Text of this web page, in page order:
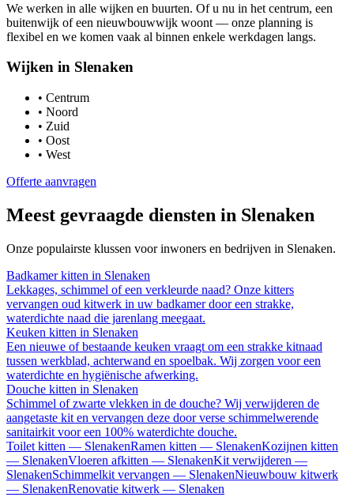
We werken in alle wijken en buurten. Of u nu in het centrum, een
buitenwijk of een nieuwbouwwijk woont — onze planning is
flexibel en we komen vaak al binnen enkele werkdagen langs.
Wijken in Slenaken
• Centrum
• Noord
• Zuid
• Oost
• West
Offerte aanvragen
Meest gevraagde diensten in Slenaken
Onze populairste klussen voor inwoners en bedrijven in Slenaken.
Badkamer kitten in Slenaken
Lekkages, schimmel of een verkleurde naad? Onze kitters
vervangen oud kitwerk in uw badkamer door een strakke,
waterdichte naad die jarenlang meegaat.
Keuken kitten in Slenaken
Een nieuwe of bestaande keuken vraagt om een strakke kitnaad
tussen werkblad, achterwand en spoelbak. Wij zorgen voor een
waterdichte en hygiënische afwerking.
Douche kitten in Slenaken
Schimmel of zwarte vlekken in de douche? Wij verwijderen de
aangetaste kit en vervangen deze door verse schimmelwerende
sanitairkit voor een 100% waterdichte douche.
Toilet kitten — SlenakenRamen kitten — SlenakenKozijnen kitten
— SlenakenVloeren afkitten — SlenakenKit verwijderen —
SlenakenSchimmelkit vervangen — SlenakenNieuwbouw kitwerk
— SlenakenRenovatie kitwerk — Slenaken